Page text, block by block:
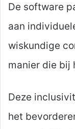
De software
aan
wiskundige
manier die bij
Deze
het